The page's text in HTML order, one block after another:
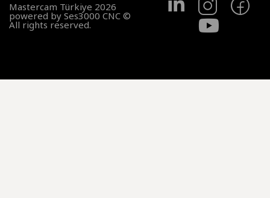
Mastercam Türkiye 2026
powered by Ses3000 CNC ©
All rights reserved.